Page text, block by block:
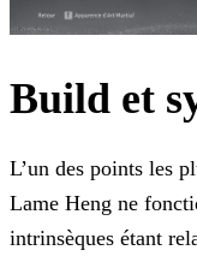
Build et
L’un des points les
Lame Heng ne
intrinsèques étant